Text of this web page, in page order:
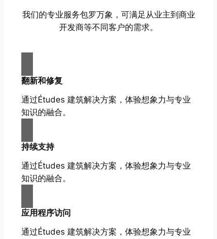
我们的专业服务包罗万象，可满足从业主到商业
开发商等不同客户的需求。
翻新和修复
通过Études 建筑解决方案，体验想象力与专业
知识的融合。
持续支持
通过Études 建筑解决方案，体验想象力与专业
知识的融合。
应用程序访问
通过Études 建筑解决方案，体验想象力与专业